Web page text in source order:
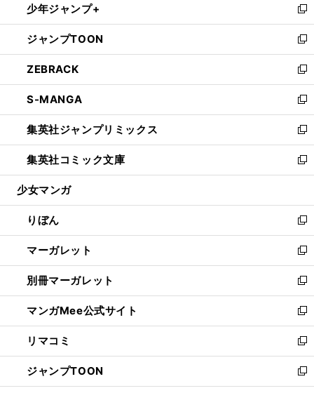
く
で
開
く
ド
ウ
で
開
く
ィ
ン
ド
ウ
で
開
く
い
ウ
ィ
ン
ド
ウ
で
開
く
少年ジャンプ+
新
し
い
ウ
ィ
ン
ド
ウ
で
開
く
ジャンプTOON
新
し
い
ウ
ィ
ン
ド
ウ
で
開
ZEBRACK
新
し
い
ウ
ィ
ン
ド
ウ
開
く
S-MANGA
新
し
い
ウ
ィ
ン
ウ
で
開
く
集英社ジャンプリミックス
新
し
い
ウ
ン
ド
ウ
で
開
く
集英社コミック文庫
新
し
ウ
ィ
ン
ド
ウ
で
開
く
少女マンガ
りぼん
新
し
い
ウ
ィ
ン
ド
ウ
で
開
く
マーガレット
新
し
い
ウ
ィ
ン
ド
ウ
で
開
別冊マーガレット
新
し
い
ウ
ィ
ン
ド
ウ
マンガMee公式サイト
新
し
い
ウ
ィ
ン
リマコミ
新
し
い
ウ
ジャンプTOON
新
し